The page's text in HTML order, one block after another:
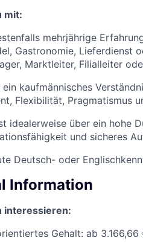
mit:
mehrjährige
Gastronomie, Lieferdienst
Marktleiter, Filialleiter
kaufmännisches
Flexibilität, Pragmatismus
idealerweise über ein hohe
und sicheres
Deutsch- oder
Information
interessieren:
Gehalt: ab